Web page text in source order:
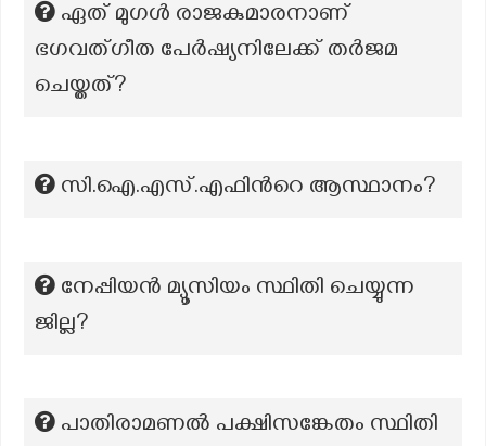
ഏത് മുഗൾ രാജകുമാരനാണ്
ഭഗവത്ഗീത പേർഷ്യനിലേക്ക് തർജമ
ചെയ്തത്?
സി.ഐ.എസ്.എഫിന്‍റെ ആസ്ഥാനം?
നേപ്പിയൻ മ്യൂസിയം സ്ഥിതി ചെയ്യുന്ന
ജില്ല?
പാതിരാമണൽ പക്ഷിസങ്കേതം സ്ഥിതി